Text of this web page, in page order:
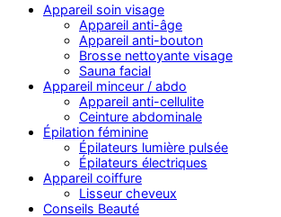
Appareil soin visage
Appareil anti-âge
Appareil anti-bouton
Brosse nettoyante visage
Sauna facial
Appareil minceur / abdo
Appareil anti-cellulite
Ceinture abdominale
Épilation féminine
Épilateurs lumière pulsée
Épilateurs électriques
Appareil coiffure
Lisseur cheveux
Conseils Beauté